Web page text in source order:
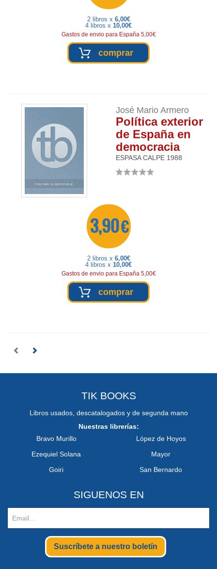
2 libros x 6,00€
4 libros x 10,00€
Gastos de envio para España 5,00€
comprar
José Mario Armero
Política exterior
de España en
democracia
ESPASA CALPE 1988
3,90 €
2 libros x 6,00€
4 libros x 10,00€
Gastos de envio para España 5,00€
comprar
TIK BOOKS
Libros usados, descatalogados y de segunda mano
Nuestras librerías:
Bravo Murillo
Ezequiel Solana
Goiri
López de Hoyos
Mayor
San Bernardo
SIGUENOS EN
Suscríbete a nuestro boletín